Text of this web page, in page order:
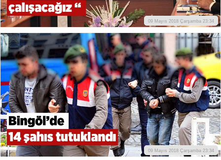
09 Mayıs 2018 Çarşamba 23:34
09 Mayıs 2018 Çarşamba 23:34